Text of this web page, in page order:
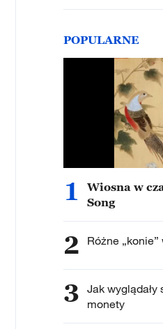
POPULARNE
1
Wiosna w
Song
2 Różne
3 Jak
monety